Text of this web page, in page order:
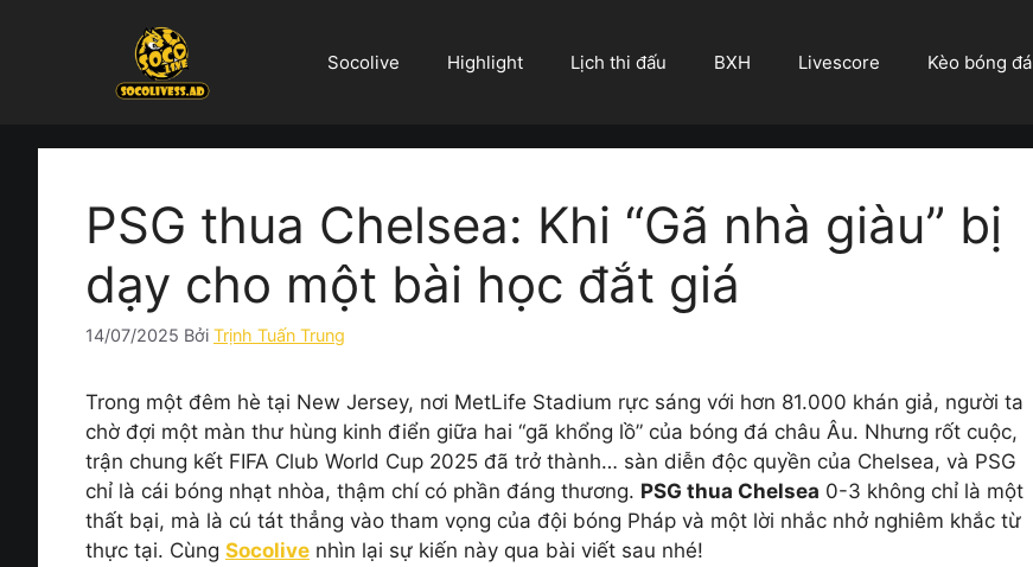
Socolive Highlight Lịch thi đấu BXH Livescore Kèo bóng đá
PSG thua Chelsea: Khi “Gã nhà giàu” bị
dạy cho một bài học đắt giá
14/07/2025 Bởi Trịnh Tuấn Trung
Trong một đêm hè tại New Jersey, nơi MetLife Stadium rực sáng với hơn 81.000 khán giả, người ta
chờ đợi một màn thư hùng kinh điển giữa hai “gã khổng lồ” của bóng đá châu Âu. Nhưng rốt cuộc,
trận chung kết FIFA Club World Cup 2025 đã trở thành… sàn diễn độc quyền của Chelsea, và PSG
chỉ là cái bóng nhạt nhòa, thậm chí có phần đáng thương. PSG thua Chelsea 0-3 không chỉ là một
thất bại, mà là cú tát thẳng vào tham vọng của đội bóng Pháp và một lời nhắc nhở nghiêm khắc từ
thực tại. Cùng Socolive nhìn lại sự kiến này qua bài viết sau nhé!